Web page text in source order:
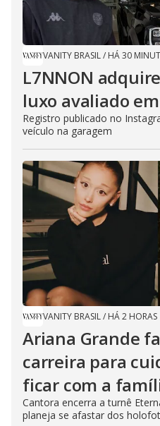
VANITY BRASIL/ HÁ 30
L7NNON
luxo avaliado
Registro publicado no
veículo na garagem
VANITY BRASIL/ HÁ 2 HORAS
Ariana Grande
carreira para
ficar com a
Cantora encerra a turnê
planeja se afastar dos